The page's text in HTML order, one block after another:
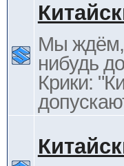
Мы ждём,
нибудь
Крики: